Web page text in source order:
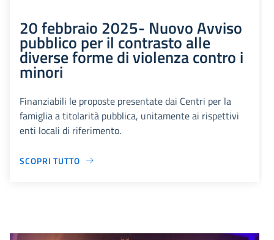
20 febbraio 2025- Nuovo Avviso
pubblico per il contrasto alle
diverse forme di violenza contro i
minori
Finanziabili le proposte presentate dai Centri per la
famiglia a titolarità pubblica, unitamente ai rispettivi
enti locali di riferimento.
SCOPRI TUTTO